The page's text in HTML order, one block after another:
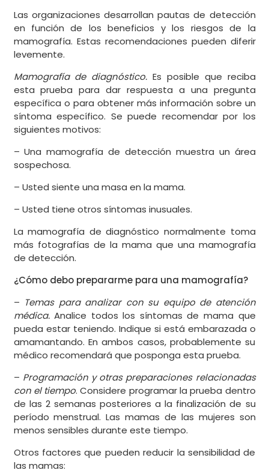
Las organizaciones desarrollan pautas de detección
en función de los beneficios y los riesgos de la
mamografía. Estas recomendaciones pueden diferir
levemente.
Mamografía de diagnóstico. Es posible que reciba
esta prueba para dar respuesta a una pregunta
específica o para obtener más información sobre un
síntoma específico. Se puede recomendar por los
siguientes motivos:
– Una mamografía de detección muestra un área
sospechosa.
– Usted siente una masa en la mama.
– Usted tiene otros síntomas inusuales.
La mamografía de diagnóstico normalmente toma
más fotografías de la mama que una mamografía
de detección.
¿Cómo debo prepararme para una mamografía?
– Temas para analizar con su equipo de atención
médica.Analice todos los síntomas de mama que
pueda estar teniendo. Indique si está embarazada o
amamantando. En ambos casos, probablemente su
médico recomendará que posponga esta prueba.
– Programación y otras preparaciones relacionadas
con el tiempo. Considere programar la prueba dentro
de las 2 semanas posteriores a la finalización de su
período menstrual. Las mamas de las mujeres son
menos sensibles durante este tiempo.
Otros factores que pueden reducir la sensibilidad de
las mamas: